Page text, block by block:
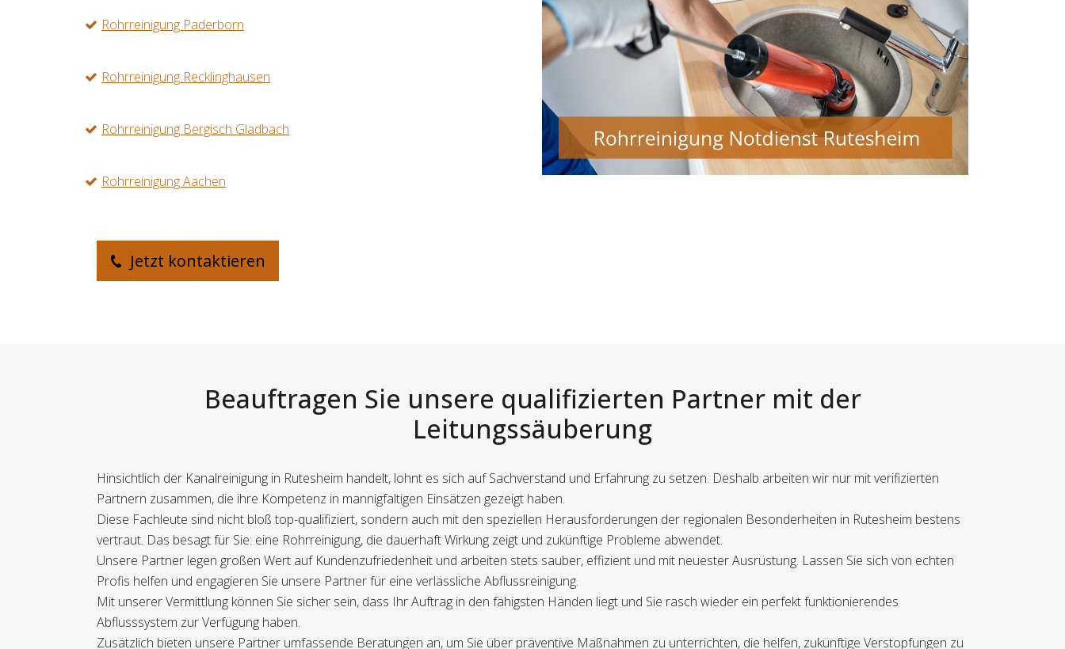
Rohrreinigung Paderborn
Rohrreinigung Recklinghausen
Rohrreinigung Bergisch Gladbach
Rohrreinigung Aachen
Jetzt kontaktieren
Beauftragen Sie unsere qualifizierten Partner mit der
Leitungssäuberung
Hinsichtlich der Kanalreinigung in Rutesheim handelt, lohnt es sich auf Sachverstand und Erfahrung zu setzen. Deshalb arbeiten wir nur mit verifizierten
Partnern zusammen, die ihre Kompetenz in mannigfaltigen Einsätzen gezeigt haben.
Diese Fachleute sind nicht bloß top-qualifiziert, sondern auch mit den speziellen Herausforderungen der regionalen Besonderheiten in Rutesheim bestens
vertraut. Das besagt für Sie: eine Rohrreinigung, die dauerhaft Wirkung zeigt und zukünftige Probleme abwendet.
Unsere Partner legen großen Wert auf Kundenzufriedenheit und arbeiten stets sauber, effizient und mit neuester Ausrüstung. Lassen Sie sich von echten
Profis helfen und engagieren Sie unsere Partner für eine verlässliche Abflussreinigung.
Mit unserer Vermittlung können Sie sicher sein, dass Ihr Auftrag in den fähigsten Händen liegt und Sie rasch wieder ein perfekt funktionierendes
Abflusssystem zur Verfügung haben.
Zusätzlich bieten unsere Partner umfassende Beratungen an, um Sie über präventive Maßnahmen zu unterrichten, die helfen, zukünftige Verstopfungen zu